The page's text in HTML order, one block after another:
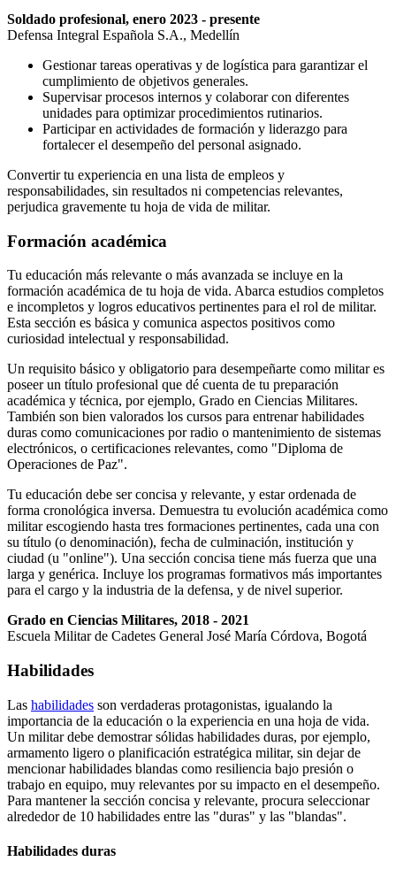
Soldado profesional, enero 2023 - presente
Defensa Integral Española S.A., Medellín
Gestionar tareas operativas y de logística para garantizar el
cumplimiento de objetivos generales.
Supervisar procesos internos y colaborar con diferentes
unidades para optimizar procedimientos rutinarios.
Participar en actividades de formación y liderazgo para
fortalecer el desempeño del personal asignado.
Convertir tu experiencia en una lista de empleos y
responsabilidades, sin resultados ni competencias relevantes,
perjudica gravemente tu hoja de vida de militar.
Formación académica
Tu educación más relevante o más avanzada se incluye en la
formación académica de tu hoja de vida. Abarca estudios completos
e incompletos y logros educativos pertinentes para el rol de militar.
Esta sección es básica y comunica aspectos positivos como
curiosidad intelectual y responsabilidad.
Un requisito básico y obligatorio para desempeñarte como militar es
poseer un título profesional que dé cuenta de tu preparación
académica y técnica, por ejemplo, Grado en Ciencias Militares.
También son bien valorados los cursos para entrenar habilidades
duras como comunicaciones por radio o mantenimiento de sistemas
electrónicos, o certificaciones relevantes, como "Diploma de
Operaciones de Paz".
Tu educación debe ser concisa y relevante, y estar ordenada de
forma cronológica inversa. Demuestra tu evolución académica como
militar escogiendo hasta tres formaciones pertinentes, cada una con
su título (o denominación), fecha de culminación, institución y
ciudad (u "online"). Una sección concisa tiene más fuerza que una
larga y genérica. Incluye los programas formativos más importantes
para el cargo y la industria de la defensa, y de nivel superior.
Grado en Ciencias Militares, 2018 - 2021
Escuela Militar de Cadetes General José María Córdova, Bogotá
Habilidades
Las habilidades son verdaderas protagonistas, igualando la
importancia de la educación o la experiencia en una hoja de vida.
Un militar debe demostrar sólidas habilidades duras, por ejemplo,
armamento ligero o planificación estratégica militar, sin dejar de
mencionar habilidades blandas como resiliencia bajo presión o
trabajo en equipo, muy relevantes por su impacto en el desempeño.
Para mantener la sección concisa y relevante, procura seleccionar
alrededor de 10 habilidades entre las "duras" y las "blandas".
Habilidades duras